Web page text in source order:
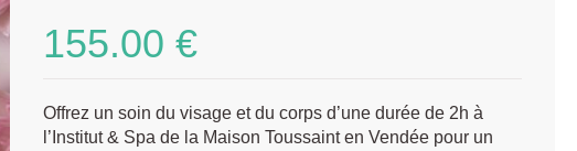
155.00 €
Offrez un soin du visage et du corps d’une durée de 2h à
l’Institut & Spa de la Maison Toussaint en Vendée pour un